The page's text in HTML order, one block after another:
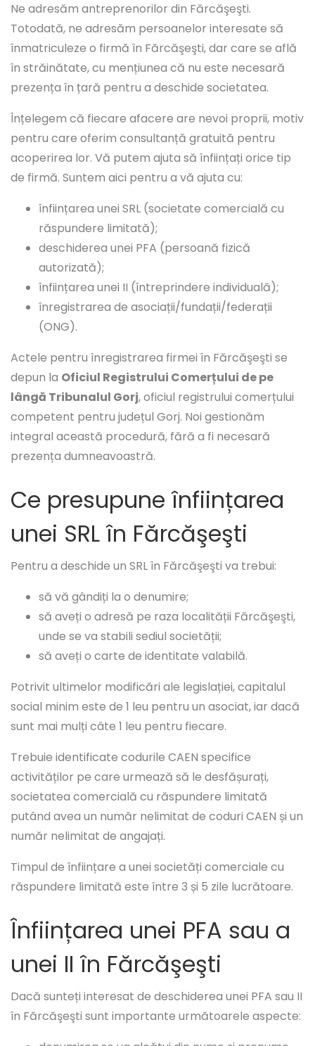
Ne adresăm antreprenorilor din Fărcăşeşti.
Totodată, ne adresăm persoanelor interesate să
înmatriculeze o firmă în Fărcăşeşti, dar care se află
în străinătate, cu mențiunea că nu este necesară
prezența în țară pentru a deschide societatea.
Înțelegem că fiecare afacere are nevoi proprii, motiv
pentru care oferim consultanță gratuită pentru
acoperirea lor. Vă putem ajuta să înființați orice tip
de firmă. Suntem aici pentru a vă ajuta cu:
înființarea unei SRL (societate comercială cu
răspundere limitată);
deschiderea unei PFA (persoană fizică
autorizată);
înființarea unei II (întreprindere individuală);
înregistrarea de asociații/fundații/federații
(ONG).
Actele pentru înregistrarea firmei în Fărcăşeşti se
depun la Oficiul Registrului Comerțului de pe
lângă Tribunalul Gorj, oficiul registrului comerțului
competent pentru județul Gorj. Noi gestionăm
integral această procedură, fără a fi necesară
prezența dumneavoastră.
Ce presupune înființarea
unei SRL în Fărcăşeşti
Pentru a deschide un SRL în Fărcăşeşti va trebui:
să vă gândiți la o denumire;
să aveți o adresă pe raza localității Fărcăşeşti,
unde se va stabili sediul societății;
să aveți o carte de identitate valabilă.
Potrivit ultimelor modificări ale legislației, capitalul
social minim este de 1 leu pentru un asociat, iar dacă
sunt mai mulți câte 1 leu pentru fiecare.
Trebuie identificate codurile CAEN specifice
activităților pe care urmează să le desfășurați,
societatea comercială cu răspundere limitată
putând avea un număr nelimitat de coduri CAEN și un
număr nelimitat de angajați.
Timpul de înființare a unei societăți comerciale cu
răspundere limitată este între 3 și 5 zile lucrătoare.
Înființarea unei PFA sau a
unei II în Fărcăşeşti
Dacă sunteți interesat de deschiderea unei PFA sau II
în Fărcăşeşti sunt importante următoarele aspecte: